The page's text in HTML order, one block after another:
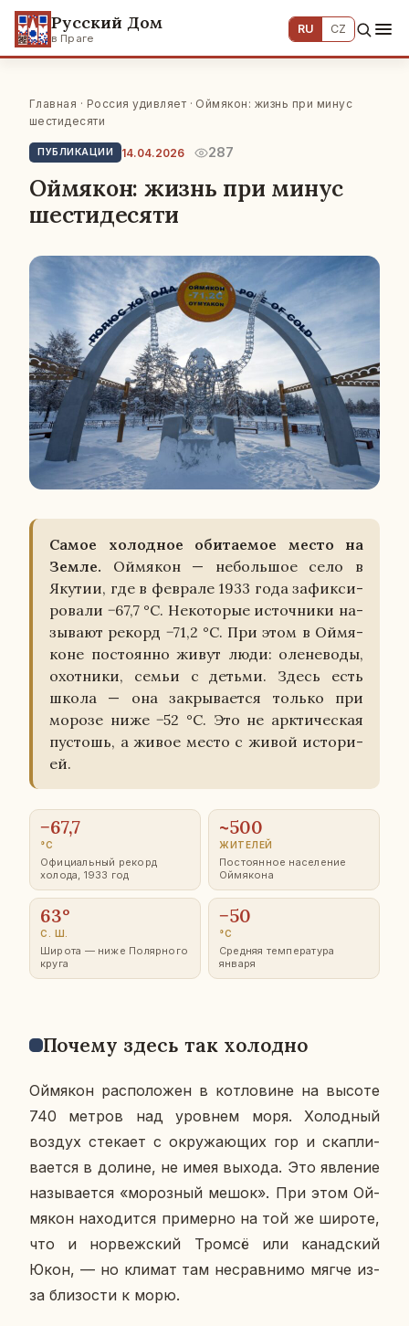
Русский Дом
в Праге
RU CZ
Главная · Россия удивляет · Оймякон: жизнь при минус
шестидесяти
ПУБЛИКАЦИИ 14.04.2026 287
Оймякон: жизнь при минус
шестидесяти
Самое хо­лод­ное оби­та­е­мое место на
Земле. Ой­мя­кон — неболь­шое село в
Якутии, где в фев­ра­ле 1933 года за­фик­си­
ро­ва­ли −67,7 °C. Неко­то­рые ис­точ­ни­ки на­
зы­ва­ют рекорд −71,2 °C. При этом в Ой­мя­
коне по­сто­ян­но живут люди: оле­не­во­ды,
охот­ни­ки, семьи с детьми. Здесь есть
школа — она за­кры­ва­ет­ся только при
морозе ниже −52 °C. Это не арк­ти­че­ская
пу­стошь, а живое место с живой ис­то­ри­
ей.
−67,7
°C
Офи­ци­аль­ный рекорд
холода, 1933 год
~500
ЖИ­ТЕ­ЛЕЙ
По­сто­ян­ное на­се­ле­ние
Ой­мя­ко­на
63°
С. Ш.
Широта — ниже По­ляр­но­го
круга
−50
°C
Сред­няя тем­пе­ра­ту­ра
января
Почему здесь так хо­лод­но
Ой­мя­кон рас­по­ло­жен в кот­ло­вине на высоте
740 метров над уров­нем моря. Хо­лод­ный
воздух сте­ка­ет с окру­жа­ю­щих гор и скап­ли­
ва­ет­ся в долине, не имея выхода. Это яв­ле­ние
на­зы­ва­ет­ся «мо­роз­ный мешок». При этом Ой­
мя­кон на­хо­дит­ся при­мер­но на той же широте,
что и нор­веж­ский Тромсё или ка­над­ский
Юкон, — но климат там несрав­ни­мо мягче из-
за бли­зо­сти к морю.